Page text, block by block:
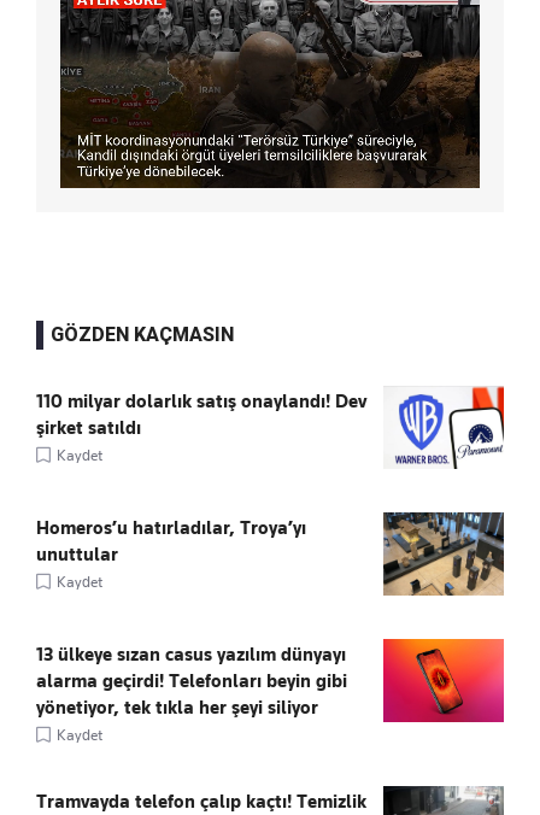
GÖZDEN KAÇMASIN
110 milyar dolarlık satış onaylandı! Dev
şirket satıldı
Kaydet
Homeros’u hatırladılar, Troya’yı
unuttular
Kaydet
13 ülkeye sızan casus yazılım dünyayı
alarma geçirdi! Telefonları beyin gibi
yönetiyor, tek tıkla her şeyi siliyor
Kaydet
Tramvayda telefon çalıp kaçtı! Temizlik